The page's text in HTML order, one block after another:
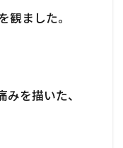
観ました。
を描いた、